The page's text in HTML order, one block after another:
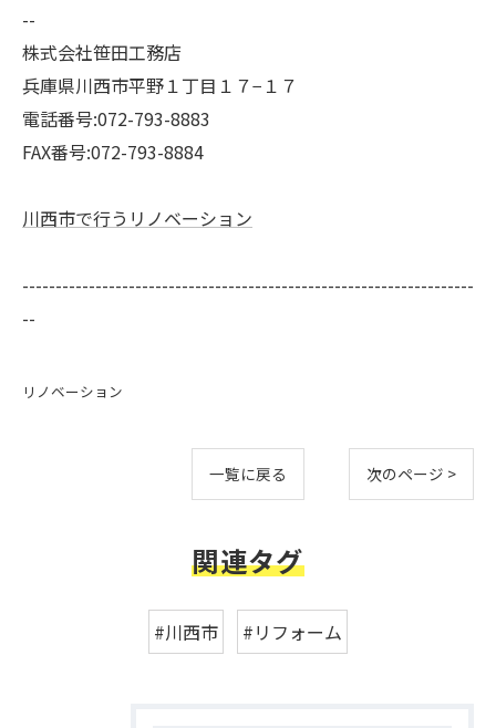
--
株式会社笹田工務店
兵庫県川西市平野１丁目１７−１７
電話番号:072-793-8883
FAX番号:072-793-8884
川西市で行うリノベーション
--------------------------------------------------------------------
--
リノベーション
一覧に戻る 次のページ >
関連タグ
#川西市 #リフォーム